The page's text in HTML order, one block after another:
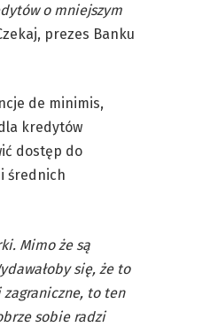
o mniejszym
prezes Banku
de minimis,
kredytów
dostęp do
średnich
Mimo że są
się, że to
to ten
sobie radzi